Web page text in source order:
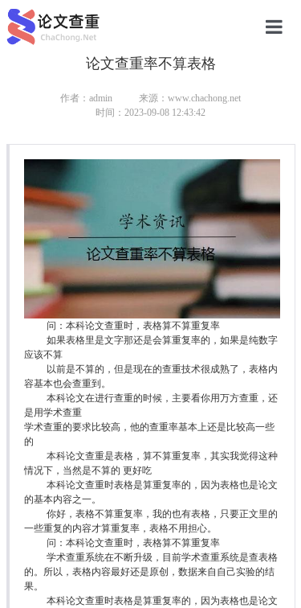
研究生论
硕士论文
博士论文
论文查重率不算表格
作者：admin
来源：www.chachong.net
时间：2023-09-08 12:43:42
问：本科论文查重时，表格算不算重复率
如果表格里是文字那还是会算重复率的，如果是纯数字
应该不算
以前是不算的，但是现在的查重技术很成熟了，表格内
容基本也会查重到。
本科论文在进行查重的时候，主要看你用万方查重，还
是用学术查重
学术查重的要求比较高，他的查重率基本上还是比较高一些
的
本科论文查重是表格，算不算重复率，其实我觉得这种
情况下，当然是不算的 更好吃
本科论文查重时表格是算重复率的，因为表格也是论文
的基本内容之一。
你好，表格不算重复率，我的也有表格，只要正文里的
一些重复的内容才算重复率，表格不用担心。
问：本科论文查重时，表格算不算重复率
学术查重系统在不断升级，目前学术查重系统是查表格
的。所以，表格内容最好还是原创，数据来自自己实验的结
果。
本科论文查重时表格是算重复率的，因为表格也是论文